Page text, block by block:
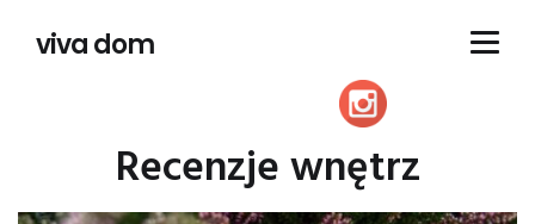
viva dom
Recenzje wnętrz